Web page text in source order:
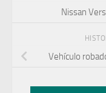
Nissan
Vehículo